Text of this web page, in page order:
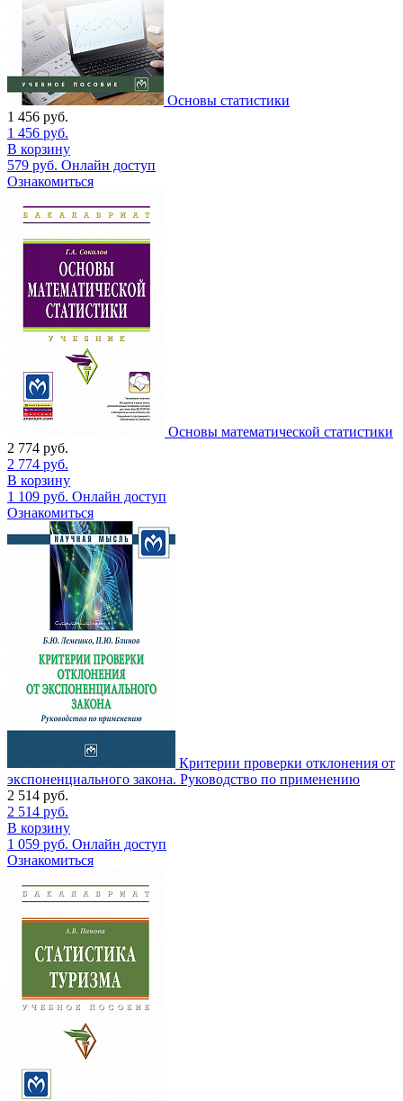
Основы статистики
1 456 руб.
1 456 руб.
В корзину
579 руб. Онлайн доступ
Ознакомиться
Основы математической статистики
2 774 руб.
2 774 руб.
В корзину
1 109 руб. Онлайн доступ
Ознакомиться
Критерии проверки отклонения от
экспоненциального закона. Руководство по применению
2 514 руб.
2 514 руб.
В корзину
1 059 руб. Онлайн доступ
Ознакомиться